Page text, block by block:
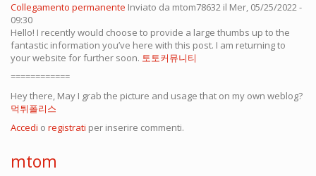
Collegamento permanente Inviato da mtom78632 il Mer, 05/25/2022 -
09:30
Hello! I recently would choose to provide a large thumbs up to the
fantastic information you’ve here with this post. I am returning to
your website for further soon. 토토커뮤니티
============
Hey there, May I grab the picture and usage that on my own weblog?
먹튀폴리스
Accedi o registrati per inserire commenti.
mtom